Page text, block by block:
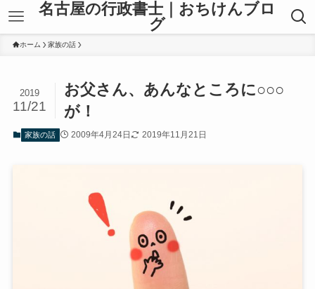
名古屋の行政書士｜おちけんブロ
グ
ホーム 家族の話
お父さん、あんなところに○○○
が！
2019
11/21
家族の話 2009年4月24日 2019年11月21日